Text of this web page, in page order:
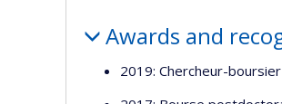
Awards and
2019: Chercheur-